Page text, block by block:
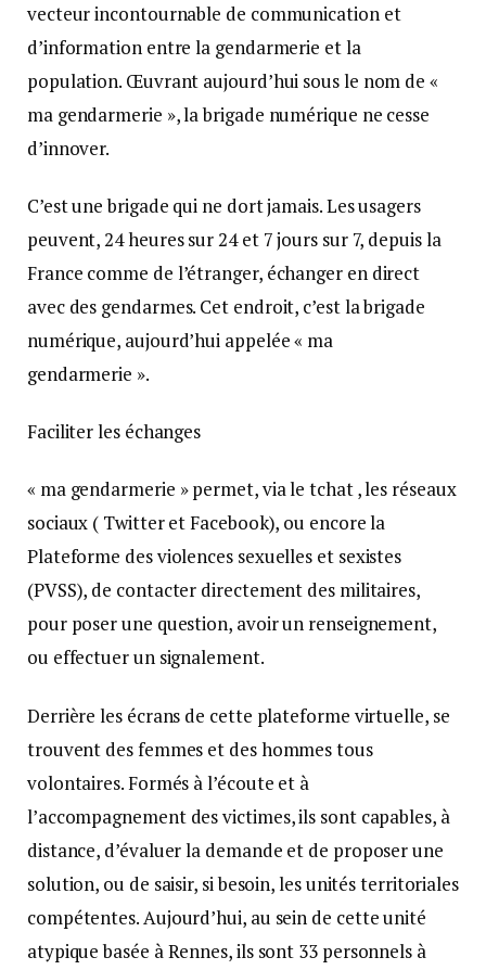
vecteur incontournable de communication et
d’information entre la gendarmerie et la
population. Œuvrant aujourd’hui sous le nom de «
ma gendarmerie », la brigade numérique ne cesse
d’innover.
C’est une brigade qui ne dort jamais. Les usagers
peuvent, 24 heures sur 24 et 7 jours sur 7, depuis la
France comme de l’étranger, échanger en direct
avec des gendarmes. Cet endroit, c’est la brigade
numérique, aujourd’hui appelée « ma
gendarmerie ».
Faciliter les échanges
« ma gendarmerie » permet, via le tchat, les réseaux
sociaux ( Twitter et Facebook), ou encore la
Plateforme des violences sexuelles et sexistes
(PVSS), de contacter directement des militaires,
pour poser une question, avoir un renseignement,
ou effectuer un signalement.
Derrière les écrans de cette plateforme virtuelle, se
trouvent des femmes et des hommes tous
volontaires. Formés à l’écoute et à
l’accompagnement des victimes, ils sont capables, à
distance, d’évaluer la demande et de proposer une
solution, ou de saisir, si besoin, les unités territoriales
compétentes. Aujourd’hui, au sein de cette unité
atypique basée à Rennes, ils sont 33 personnels à